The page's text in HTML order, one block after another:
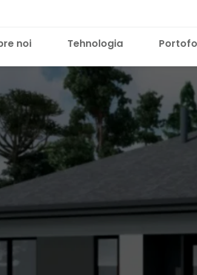
noi Tehnologia